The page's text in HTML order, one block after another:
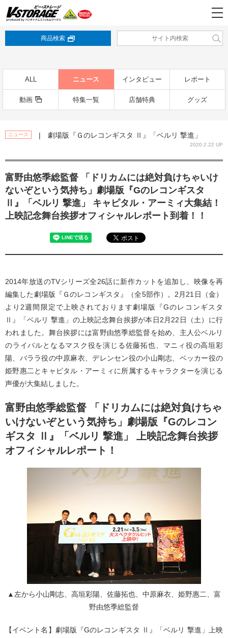
商品検索
ALL ニュース インタビュー レポート
動画 特集一覧 店舗特典 グッズ
ニュース | 劇場版『Ｇのレコンギスタ Ⅱ』「ベルリ 撃進」
2020.2.22 UP
富野由悠季総監督 「ドリカムには絶対負けちゃいけ
ないぞという気持ち」劇場版『Gのレコンギスタ
Ⅱ』「ベルリ 撃進」 キャピタル・アーミィ大集結！
上映記念舞台挨拶オフィシャルレポート到着！！
2014年放送のTVシリーズ全26話に新作カットを追加し、映像を再
編集した劇場版『Ｇのレコンギスタ』（全5部作）。2月21日（金）
より2週間限定で上映されております劇場版『Gのレコンギスタ
Ⅱ』「ベルリ 撃進」の上映記念舞台挨拶が本日2月22日（土）に行
われました。舞台挨拶には富野由悠季総監督を始め、主人公ベルリ
のライバルとなるマスク役を演じる佐藤拓也、マニィ役の高垣彩
陽、バララ役の中原麻衣、デレンセン役の小山剛志、ベッカー役の
姫野惠二とキャピタル・アーミィに所属するキャラクターを演じる
声優が大集結しました。
富野由悠季総監督 「ドリカムには絶対負けちゃ
いけないぞという気持ち」劇場版『Gのレコン
ギスタ Ⅱ』「ベルリ 撃進」 上映記念舞台挨拶
オフィシャルレポート！
▲左から小山剛志、高垣彩陽、佐藤拓也、中原麻衣、姫野惠二、富
野由悠季総監督
【イベント名】劇場版『Gのレコンギスタ Ⅱ』「ベルリ 撃進」上映